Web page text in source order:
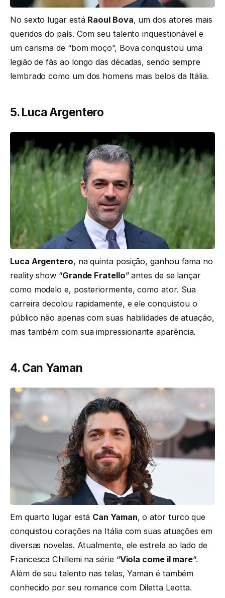
No sexto lugar está Raoul Bova, um dos atores mais
queridos do país. Com seu talento inquestionável e
um carisma de “bom moço”, Bova conquistou uma
legião de fãs ao longo das décadas, sendo sempre
lembrado como um dos homens mais belos da Itália.
5. Luca Argentero
Luca Argentero, na quinta posição, ganhou fama no
reality show “Grande Fratello” antes de se lançar
como modelo e, posteriormente, como ator. Sua
carreira decolou rapidamente, e ele conquistou o
público não apenas com suas habilidades de atuação,
mas também com sua impressionante aparência.
4. Can Yaman
Em quarto lugar está Can Yaman, o ator turco que
conquistou corações na Itália com suas atuações em
diversas novelas. Atualmente, ele estrela ao lado de
Francesca Chillemi na série “Viola come il mare“.
Além de seu talento nas telas, Yaman é também
conhecido por seu romance com Diletta Leotta.